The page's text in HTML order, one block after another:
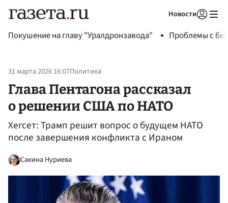
Новости
Покушение на главу "Уралдронзавода" Проблемы с
31 марта 2026 16:07Политика
Глава Пентагона рассказал
о решении США по НАТО
Хегсет: Трамп решит вопрос о будущем НАТО
после завершения конфликта с Ираном
Сакина Нуриева